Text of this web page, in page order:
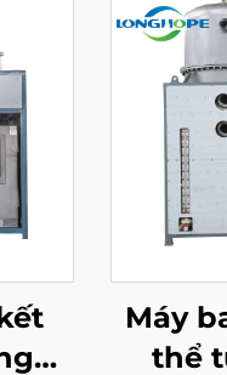
Máy
thể